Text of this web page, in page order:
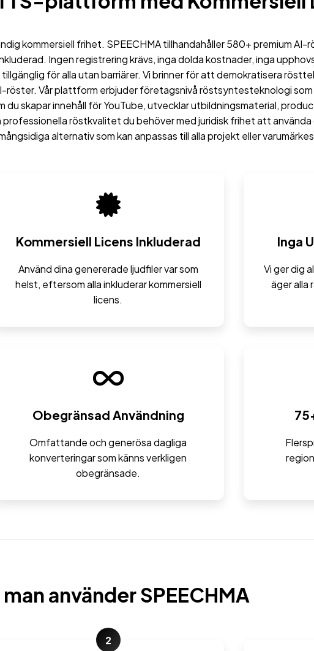
kommersiell frihet. SPEECHMA tillhandahåller 580+ premium AI-
Ingen registrering krävs, inga dolda kostnader, inga
för alla utan barriärer. Vi brinner för att demokratisera
Vår plattform erbjuder företagsnivå röstsyntesteknologi
skapar innehåll för YouTube, utvecklar utbildningsmaterial,
röstkvalitet du behöver med juridisk frihet att
alternativ som kan anpassas till alla projekt eller
Kommersiell Licens Inkluderad
Använd dina genererade ljudfiler var som
helst, eftersom alla inkluderar kommersiell
licens.
Inga
Vi ger dig
äger alla
Obegränsad Användning
Omfattande och generösa dagliga
konverteringar som känns verkligen
obegränsade.
man använder SPEECHMA
2